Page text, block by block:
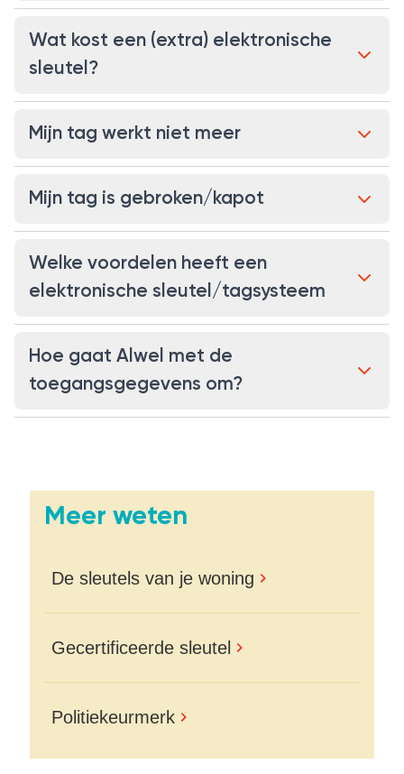
Wat kost een (extra) elektronische
sleutel?
Mijn tag werkt niet meer
Mijn tag is gebroken/kapot
Welke voordelen heeft een
elektronische sleutel/tagsysteem
Hoe gaat Alwel met de
toegangsgegevens om?
Meer weten
De sleutels van je woning
Gecertificeerde sleutel
Politiekeurmerk